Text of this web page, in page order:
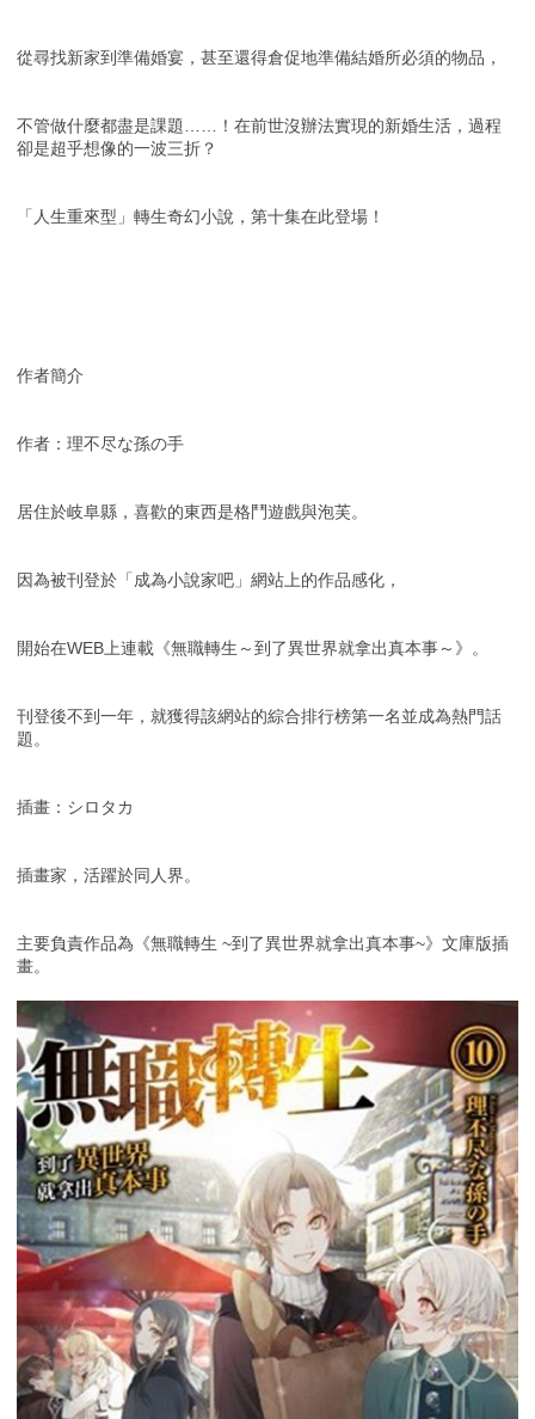
從尋找新家到準備婚宴，甚至還得倉促地準備結婚所必須的物品，
不管做什麼都盡是課題……！在前世沒辦法實現的新婚生活，過程
卻是超乎想像的一波三折？
「人生重來型」轉生奇幻小說，第十集在此登場！
作者簡介
作者：理不尽な孫の手
居住於岐阜縣，喜歡的東西是格鬥遊戲與泡芙。
因為被刊登於「成為小說家吧」網站上的作品感化，
開始在WEB上連載《無職轉生～到了異世界就拿出真本事～》。
刊登後不到一年，就獲得該網站的綜合排行榜第一名並成為熱門話
題。
插畫：シロタカ
插畫家，活躍於同人界。
主要負責作品為《無職轉生 ~到了異世界就拿出真本事~》文庫版插
畫。